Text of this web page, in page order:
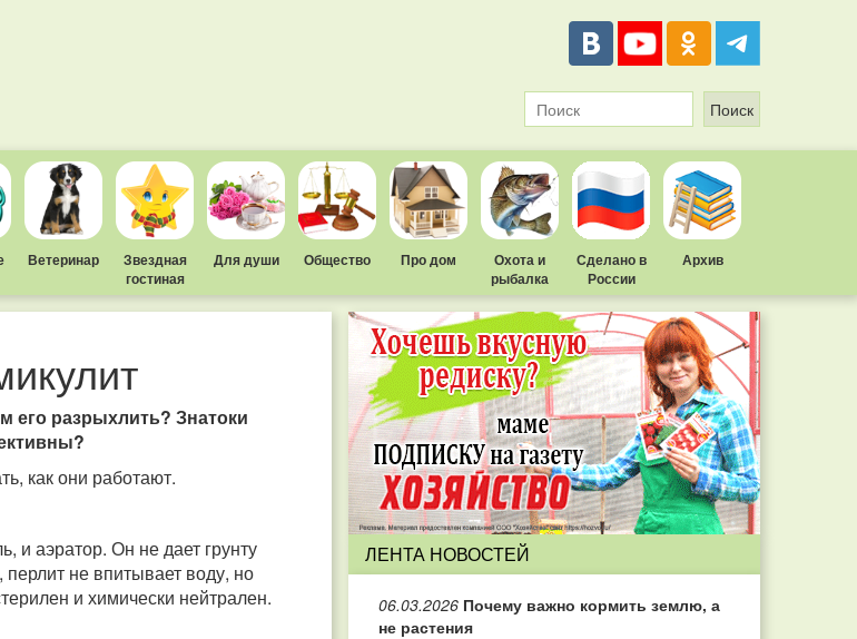
Ветеринар
Звездная
гостиная
Для души Общество Про дом
Охота и
рыбалка
Сделано в
России
Архив
его разрыхлить? Знатоки
как они работают.
и аэратор. Он не дает грунту
не впитывает воду, но
и химически нейтрален.
ЛЕНТА НОВОСТЕЙ
06.03.2026 Почему важно кормить землю, а
не растения